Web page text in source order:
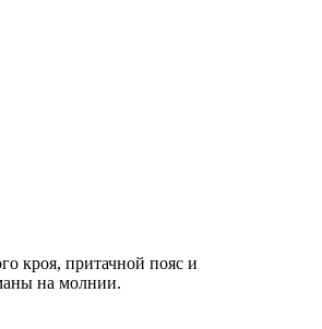
кроя, притачной пояс и
на молнии.